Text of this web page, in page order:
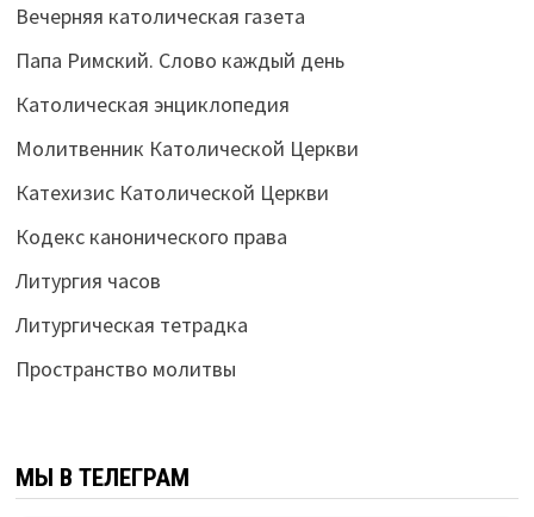
Вечерняя католическая газета
Папа Римский. Слово каждый день
Католическая энциклопедия
Молитвенник Католической Церкви
Катехизис Католической Церкви
Кодекс канонического права
Литургия часов
Литургическая тетрадка
Пространство молитвы
МЫ В ТЕЛЕГРАМ